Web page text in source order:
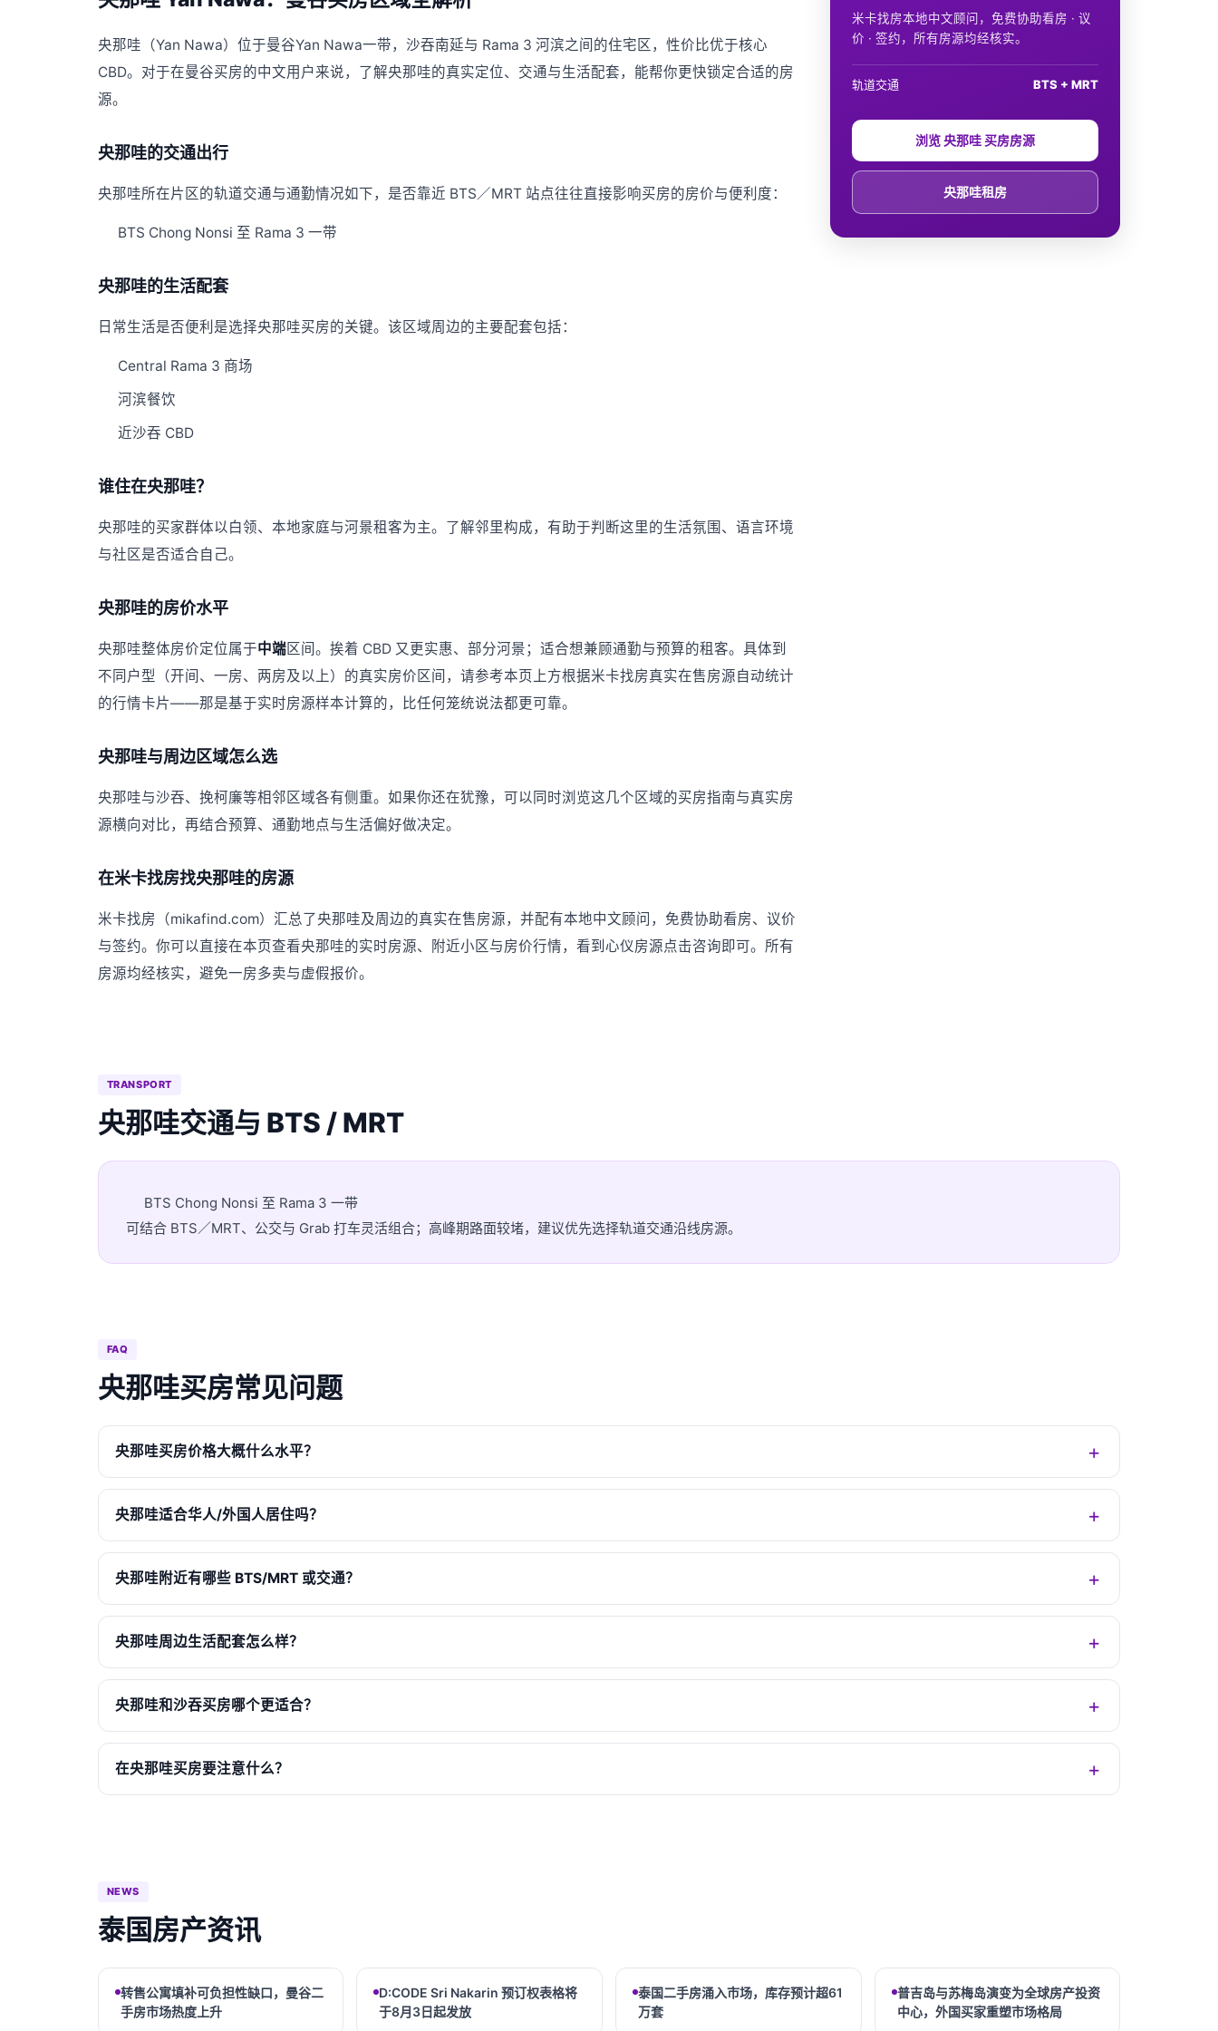
央那哇（Yan Nawa）位于曼谷Yan Nawa一带，沙吞南延与 Rama 3 河滨之间的住宅区，性价比优于核心
CBD。对于在曼谷买房的中文用户来说，了解央那哇的真实定位、交通与生活配套，能帮你更快锁定合适的房
源。
央那哇的交通出行
央那哇所在片区的轨道交通与通勤情况如下，是否靠近 BTS／MRT 站点往往直接影响买房的房价与便利度：
BTS Chong Nonsi 至 Rama 3 一带
央那哇的生活配套
日常生活是否便利是选择央那哇买房的关键。该区域周边的主要配套包括：
Central Rama 3 商场
河滨餐饮
近沙吞 CBD
谁住在央那哇？
央那哇的买家群体以白领、本地家庭与河景租客为主。了解邻里构成，有助于判断这里的生活氛围、语言环境
与社区是否适合自己。
央那哇的房价水平
央那哇整体房价定位属于中端区间。挨着 CBD 又更实惠、部分河景；适合想兼顾通勤与预算的租客。具体到
不同户型（开间、一房、两房及以上）的真实房价区间，请参考本页上方根据米卡找房真实在售房源自动统计
的行情卡片——那是基于实时房源样本计算的，比任何笼统说法都更可靠。
央那哇与周边区域怎么选
央那哇与沙吞、挽柯廉等相邻区域各有侧重。如果你还在犹豫，可以同时浏览这几个区域的买房指南与真实房
源横向对比，再结合预算、通勤地点与生活偏好做决定。
在米卡找房找央那哇的房源
米卡找房（mikafind.com）汇总了央那哇及周边的真实在售房源，并配有本地中文顾问，免费协助看房、议价
与签约。你可以直接在本页查看央那哇的实时房源、附近小区与房价行情，看到心仪房源点击咨询即可。所有
房源均经核实，避免一房多卖与虚假报价。
米卡找房本地中文顾问，免费协助看房 · 议
价 · 签约，所有房源均经核实。
轨道交通 BTS + MRT
浏览 央那哇 买房房源
央那哇租房
TRANSPORT
央那哇交通与 BTS / MRT
BTS Chong Nonsi 至 Rama 3 一带
可结合 BTS／MRT、公交与 Grab 打车灵活组合；高峰期路面较堵，建议优先选择轨道交通沿线房源。
FAQ
央那哇买房常见问题
央那哇买房价格大概什么水平？
央那哇适合华人/外国人居住吗？
央那哇附近有哪些 BTS/MRT 或交通？
央那哇周边生活配套怎么样？
央那哇和沙吞买房哪个更适合？
在央那哇买房要注意什么？
NEWS
泰国房产资讯
转售公寓填补可负担性缺口，曼谷二
手房市场热度上升
D:CODE Sri Nakarin 预订权表格将
于8月3日起发放
泰国二手房涌入市场，库存预计超61
万套
普吉岛与苏梅岛演变为全球房产投资
中心，外国买家重塑市场格局